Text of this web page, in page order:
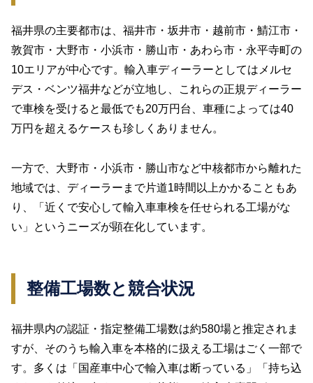
福井県の主要都市は、福井市・坂井市・越前市・鯖江市・
敦賀市・大野市・小浜市・勝山市・あわら市・永平寺町の
10エリアが中心です。輸入車ディーラーとしてはメルセ
デス・ベンツ福井などが立地し、これらの正規ディーラー
で車検を受けると最低でも20万円台、車種によっては40
万円を超えるケースも珍しくありません。
一方で、大野市・小浜市・勝山市など中核都市から離れた
地域では、ディーラーまで片道1時間以上かかることもあ
り、「近くで安心して輸入車車検を任せられる工場がな
い」というニーズが顕在化しています。
整備工場数と競合状況
福井県内の認証・指定整備工場数は約580場と推定されま
すが、そのうち輸入車を本格的に扱える工場はごく一部で
す。多くは「国産車中心で輸入車は断っている」「持ち込